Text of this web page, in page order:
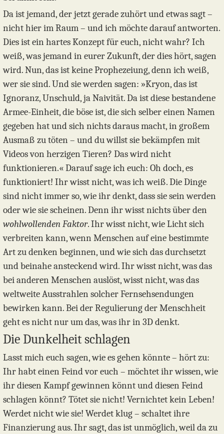
Da ist jemand, der jetzt gerade zuhört und etwas sagt –
nicht hier im Raum – und ich möchte darauf antworten.
Dies ist ein hartes Konzept für euch, nicht wahr? Ich
weiß, was jemand in eurer Zukunft, der dies hört, sagen
wird. Nun, das ist keine Prophezeiung, denn ich weiß,
wer sie sind. Und sie werden sagen: »Kryon, das ist
Ignoranz, Unschuld, ja Naivität. Da ist diese bestandene
Armee-Einheit, die böse ist, die sich selber einen Namen
gegeben hat und sich nichts daraus macht, in großem
Ausmaß zu töten – und du willst sie bekämpfen mit
Videos von herzigen Tieren? Das wird nicht
funktionieren.« Darauf sage ich euch: Oh doch, es
funktioniert! Ihr wisst nicht, was ich weiß. Die Dinge
sind nicht immer so, wie ihr denkt, dass sie sein werden
oder wie sie scheinen. Denn ihr wisst nichts über den
wohlwollenden Faktor. Ihr wisst nicht, wie Licht sich
verbreiten kann, wenn Menschen auf eine bestimmte
Art zu denken beginnen, und wie sich das durchsetzt
und beinahe ansteckend wird. Ihr wisst nicht, was das
bei anderen Menschen auslöst, wisst nicht, was das
weltweite Ausstrahlen solcher Fernsehsendungen
bewirken kann. Bei der Regulierung der Menschheit
geht es nicht nur um das, was ihr in 3D denkt.
Die Dunkelheit schlagen
Lasst mich euch sagen, wie es gehen könnte – hört zu:
Ihr habt einen Feind vor euch – möchtet ihr wissen, wie
ihr diesen Kampf gewinnen könnt und diesen Feind
schlagen könnt? Tötet sie nicht! Vernichtet kein Leben!
Werdet nicht wie sie! Werdet klug – schaltet ihre
Finanzierung aus. Ihr sagt, das ist unmöglich, weil da zu